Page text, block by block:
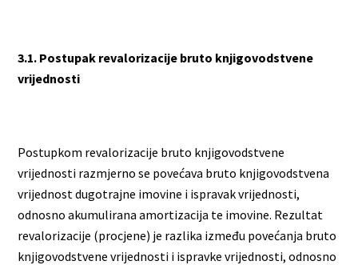
3.1. Postupak revalorizacije bruto knjigovodstvene
vrijednosti
Postupkom revalorizacije bruto knjigovodstvene
vrijednosti razmjerno se povećava bruto knjigovodstvena
vrijednost dugotrajne imovine i ispravak vrijednosti,
odnosno akumulirana amortizacija te imovine. Rezultat
revalorizacije (procjene) je razlika između povećanja bruto
knjigovodstvene vrijednosti i ispravke vrijednosti, odnosno